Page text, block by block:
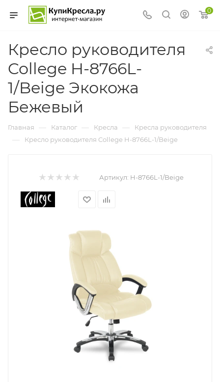
0
Кресло руководителя
College H-8766L-
1/Beige Экокожа
Бежевый
Главная — Каталог — Кресла — Кресла руководителя
— Кресло руководителя College H-8766L-1/Beige
Артикул: H-8766L-1/Beige